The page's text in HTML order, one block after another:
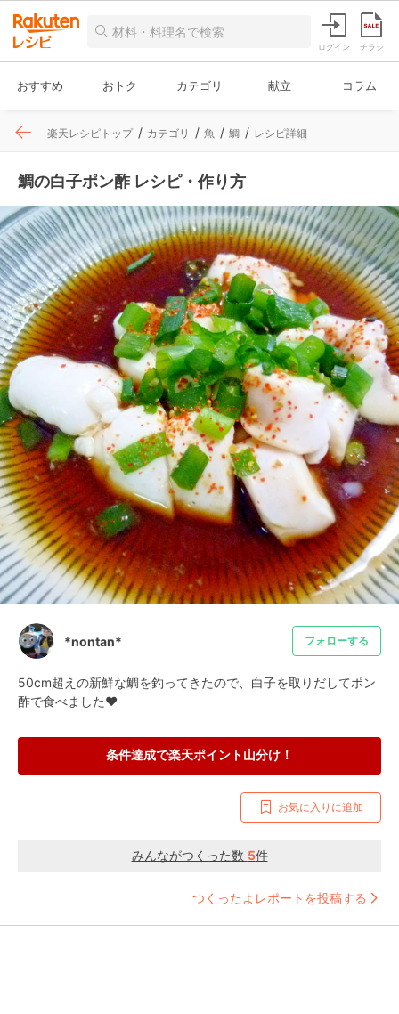
ログイン チラシ
おすすめ おトク カテゴリ 献立 コラム
楽天レシピトップ カテゴリ 魚 鯛 レシピ詳細
鯛の白子ポン酢 レシピ・作り方
*nontan* フォローする
50cm超えの新鮮な鯛を釣ってきたので、白子を取りだしてポン
酢で食べました❤
条件達成で楽天ポイント山分け！
お気に入りに追加
みんながつくった数 5件
つくったよレポートを投稿する